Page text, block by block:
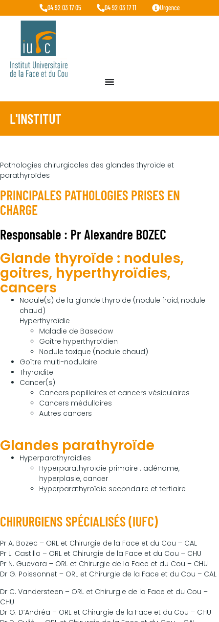
04 92 03 17 05 04 92 03 17 11 Urgence
L'INSTITUT
Pathologies chirurgicales des glandes thyroïde et
parathyroïdes
PRINCIPALES PATHOLOGIES PRISES EN
CHARGE
Responsable : Pr Alexandre BOZEC
Glande thyroïde : nodules,
goitres, hyperthyroïdies,
cancers
Nodule(s) de la glande thyroïde (nodule froid, nodule
chaud)
Hyperthyroïdie
Maladie de Basedow
Goître hyperthyroïdien
Nodule toxique (nodule chaud)
Goître multi-nodulaire
Thyroïdite
Cancer(s)
Cancers papillaires et cancers vésiculaires
Cancers médullaires
Autres cancers
Glandes parathyroïde
Hyperparathyroidies
Hyperparathyroïdie primaire : adénome,
hyperplasie, cancer
Hyperparathyroïdie secondaire et tertiaire
CHIRURGIENS SPÉCIALISÉS (IUFC)
Pr A. Bozec – ORL et Chirurgie de la Face et du Cou – CAL
Pr L. Castillo – ORL et Chirurgie de la Face et du Cou – CHU
Pr N. Guevara – ORL et Chirurgie de la Face et du Cou – CHU
Dr G. Poissonnet – ORL et Chirurgie de la Face et du Cou – CAL
Dr C. Vandersteen – ORL et Chirurgie de la Face et du Cou –
CHU
Dr G. D’Andréa – ORL et Chirurgie de la Face et du Cou – CHU